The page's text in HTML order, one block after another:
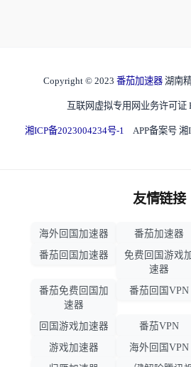
Copyright © 2023 番茄加速器 湖南
互联网虚拟专用网业务许可证
湘ICP备2023004234号-1 APP备案号 湘
友情链接
海外回国加速器 番茄加速器
番茄回国加速器
免费回国游戏
速器
番茄免费回国加
速器
番茄回国VPN
回国游戏加速器
番茄VPN
游戏加速器
海外回国VPN